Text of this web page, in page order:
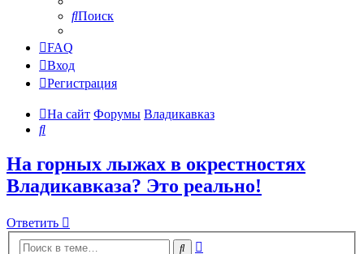
Поиск
FAQ
Вход
Регистрация
На сайт Форумы Владикавказ
Поиск
На горных лыжах в окрестностях
Владикавказа? Это реально!
Ответить
Поиск